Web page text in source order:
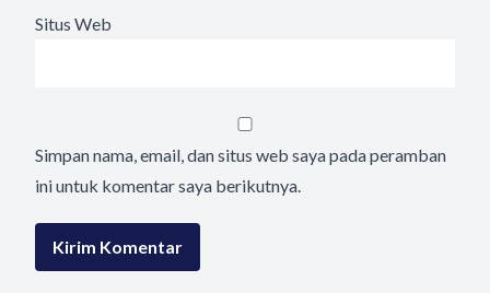
Situs Web
Simpan nama, email, dan situs web saya pada peramban
ini untuk komentar saya berikutnya.